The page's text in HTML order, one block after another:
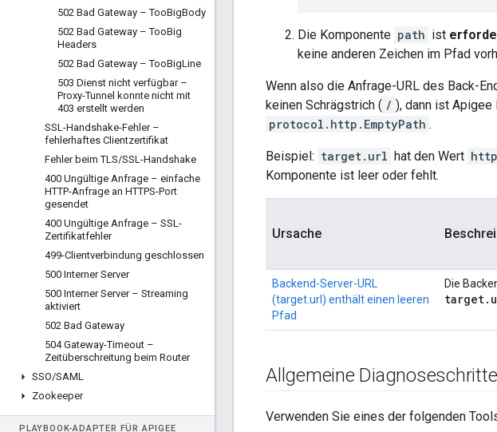
502 Bad Gateway – TooBigBody
502 Bad Gateway – TooBig
Headers
502 Bad Gateway – TooBigLine
503 Dienst nicht verfügbar –
Proxy-Tunnel konnte nicht mit
403 erstellt werden
SSL-Handshake-Fehler –
fehlerhaftes Clientzertifikat
Fehler beim TLS/SSL-Handshake
400 Ungültige Anfrage – einfache
HTTP-Anfrage an HTTPS-Port
gesendet
400 Ungültige Anfrage – SSL-
Zertifikatfehler
499-Clientverbindung geschlossen
500 Interner Server
500 Interner Server – Streaming
aktiviert
502 Bad Gateway
504 Gateway-Timeout –
Zeitüberschreitung beim Router
SSO/SAML
Zookeeper
PLAYBOOK-ADAPTER FÜR APIGEE
Die Komponente path ist
keine anderen Zeichen im Pfad
Wenn also die Anfrage-URL des Back-
keinen Schrägstrich ( / ), dann ist
protocol.http.EmptyPath .
Beispiel: target.url hat den Wert
Komponente ist leer oder fehlt.
Ursache
Backend-Server-URL
(target.url) enthält einen leeren
Pfad
Die
target.
Allgemeine Diagnoseschritte
Verwenden Sie eines der folgenden